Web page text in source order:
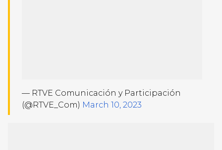
— RTVE Comunicación y Participación
(@RTVE_Com) March 10, 2023